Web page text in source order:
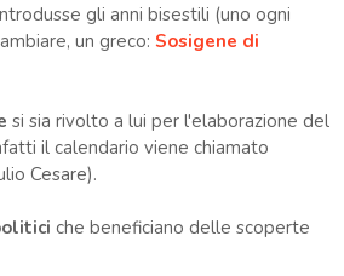
gli anni bisestili (uno ogni
un greco: Sosigene di
si sia rivolto a lui per l'elaborazione del
il calendario viene chiamato
Cesare).
che beneficiano delle scoperte